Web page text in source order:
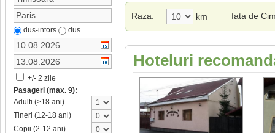
dus-intors dus
+/- 2 zile
Pasageri (max. 9):
Adulti (>18 ani)
Tineri (12-18 ani)
Copii (2-12 ani)
Raza: km fata de
Hoteluri